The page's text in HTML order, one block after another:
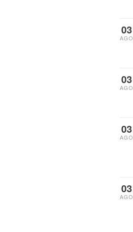
03
AGO
03
AGO
03
AGO
03
AGO